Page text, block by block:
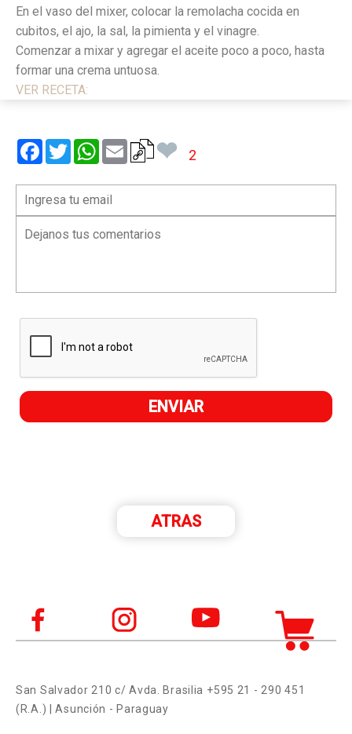
En el vaso del mixer, colocar la remolacha cocida en
cubitos, el ajo, la sal, la pimienta y el vinagre.
Comenzar a mixar y agregar el aceite poco a poco, hasta
formar una crema untuosa.
VER RECETA:
Facebook
TwitterWhatsApp
Email ❤ 2
ATRAS
San Salvador 210 c/ Avda. Brasilia +595 21 - 290 451
(R.A.) | Asunción - Paraguay